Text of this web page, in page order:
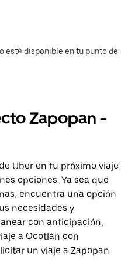
esté disponible en tu punto de
Zapopan -
Uber en tu próximo viaje
opciones. Ya sea que
encuentra una opción
necesidades y
con anticipación,
a Ocotlán con
un viaje a Zapopan